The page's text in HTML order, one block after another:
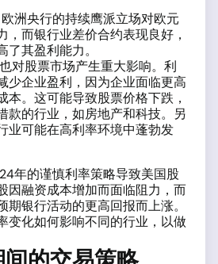
洲央行的持续鹰派立场对欧元
，而银行业差价合约表现良好，
其盈利能力。
对股票市场产生重大影响。利
少企业盈利，因为企业面临更高
本。这可能导致股票价格下跌，
款的行业，如房地产和科技。另
业可能在高利率环境中蓬勃发
年的谨慎利率策略导致美国股
因融资成本增加而面临阻力，而
期银行活动的更高回报而上涨。
变化如何影响不同的行业，以做